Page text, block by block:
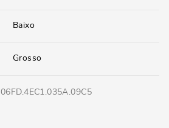
Baixo
Grosso
06FD.4EC1.035A.09C5